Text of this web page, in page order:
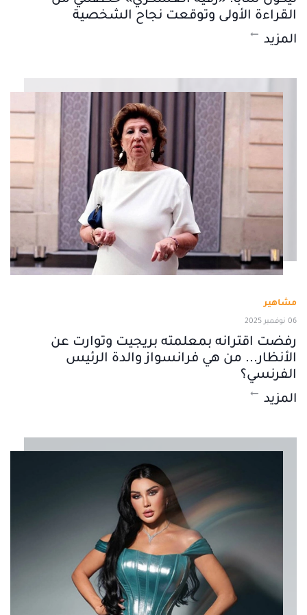
القراءة الأولى وتوقعت نجاح الشخصية
المزيد
مشاهير
06 نوفمبر 2025
رفضت اقترانه بمعلمته بريجيت وتوارت عن
الأنظار... من هي فرانسواز والدة الرئيس
الفرنسي؟
المزيد